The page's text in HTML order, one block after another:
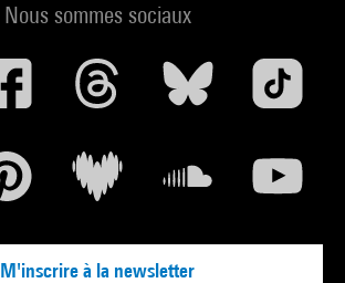
Nous sommes sociaux
M'inscrire à la newsletter